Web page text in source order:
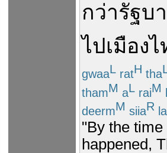
กว่ารัฐบ
ไปเมือง
gwaaL ratH tha
thamM aL raiM
deermM siiaR
"By the
happened,